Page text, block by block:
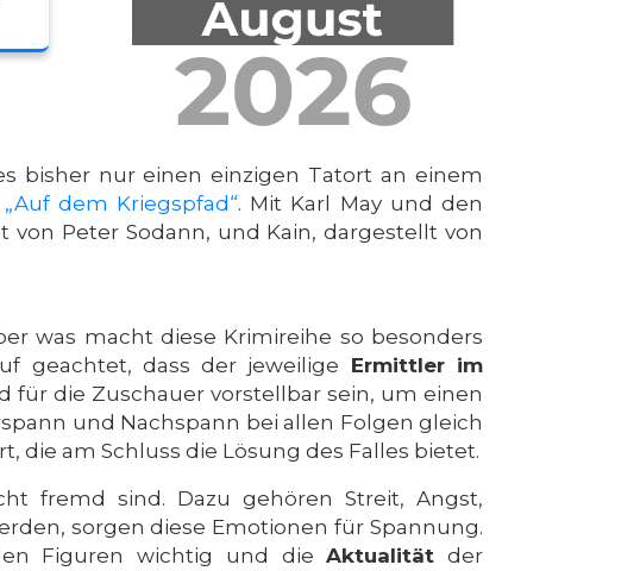
bisher nur einen einzigen Tatort an einem
„Auf dem Kriegspfad“. Mit Karl May und den
Peter Sodann, und Kain, dargestellt von
was macht diese Krimireihe so besonders
geachtet, dass der jeweilige Ermittler im
für die Zuschauer vorstellbar sein, um einen
und Nachspann bei allen Folgen gleich
die am Schluss die Lösung des Falles bietet.
fremd sind. Dazu gehören Streit, Angst,
sorgen diese Emotionen für Spannung.
Figuren wichtig und dieAktualität der